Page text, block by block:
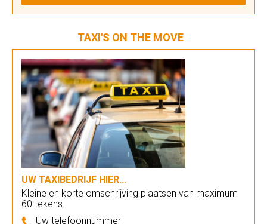
TAXI'S ON THE MOVE
UW TAXIBEDRIJF HIER...
Kleine en korte omschrijving plaatsen van maximum
60 tekens.
Uw telefoonnummer